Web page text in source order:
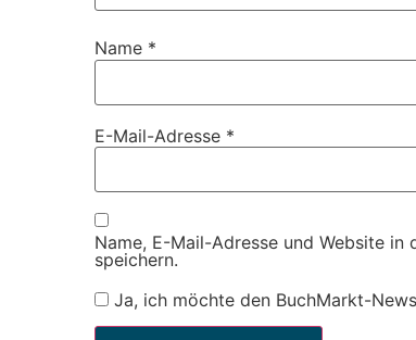
Name *
E-Mail-Adresse *
Name, E-Mail-Adresse und Website
speichern.
Ja, ich möchte den BuchMarkt-